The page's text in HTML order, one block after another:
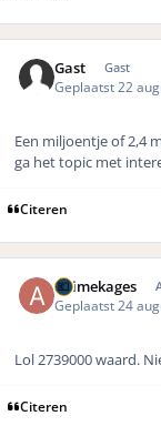
Gast Gast
Geplaatst 22
Een miljoentje of 2,4
ga het topic met
Citeren
animekages
Geplaatst 24
Lol 2739000 waard.
Citeren